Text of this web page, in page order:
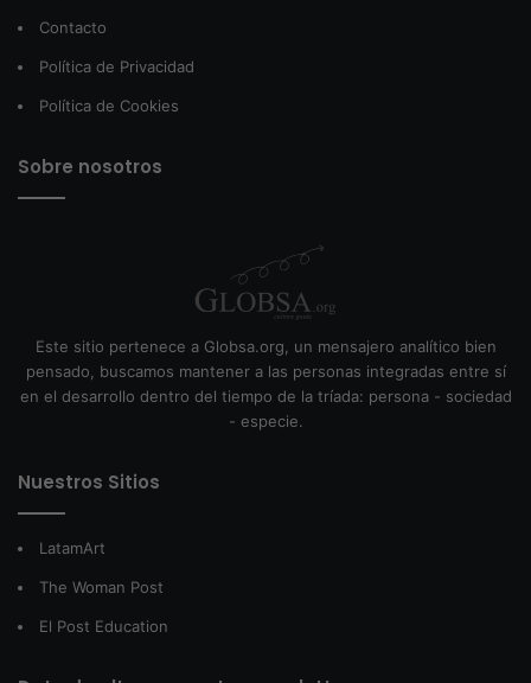
Contacto
Política de Privacidad
Política de Cookies
Sobre nosotros
Este sitio pertenece a Globsa.org, un mensajero analítico bien
pensado, buscamos mantener a las personas integradas entre sí
en el desarrollo dentro del tiempo de la tríada: persona - sociedad
- especie.
Nuestros Sitios
LatamArt
The Woman Post
El Post Education